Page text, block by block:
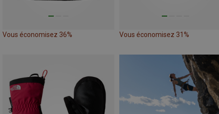
Vous économisez 36% Vous économisez 31%